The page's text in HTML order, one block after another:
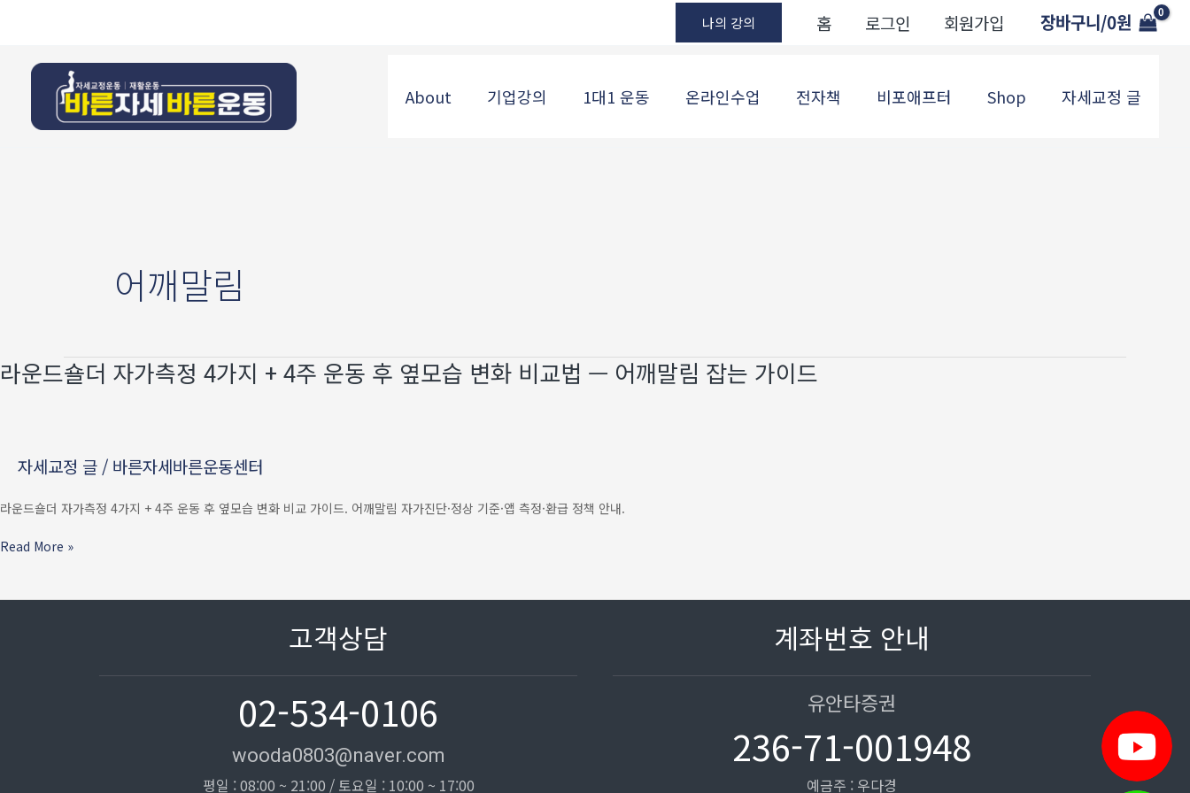
나의 강의 홈 로그인 회원가입 장바구니/0원
About 기업강의 1대1 운동 온라인수업 전자책 비포애프터 Shop 자세교정 글
어깨말림
라운드숄더 자가측정 4가지 + 4주 운동 후 옆모습 변화 비교법 — 어깨말림 잡는 가이드
자세교정 글 / 바른자세바른운동센터
라운드숄더 자가측정 4가지 + 4주 운동 후 옆모습 변화 비교 가이드. 어깨말림 자가진단·정상 기준·앱 측정·환급 정책 안내.
라운드숄더
자가측정
운동
옆모습
비교법
잡는
Read More »
고객상담
02-534-0106
wooda0803@naver.com
평일 : 08:00 ~ 21:00 / 토요일 : 10:00 ~ 17:00
계좌번호 안내
유안타증권
236-71-001948
예금주 : 우다경